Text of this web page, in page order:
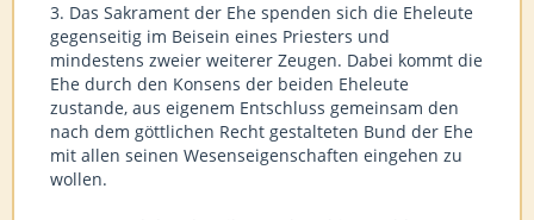
3. Das Sakrament der Ehe spenden sich die Eheleute
gegenseitig im Beisein eines Priesters und
mindestens zweier weiterer Zeugen. Dabei kommt die
Ehe durch den Konsens der beiden Eheleute
zustande, aus eigenem Entschluss gemeinsam den
nach dem göttlichen Recht gestalteten Bund der Ehe
mit allen seinen Wesenseigenschaften eingehen zu
wollen.